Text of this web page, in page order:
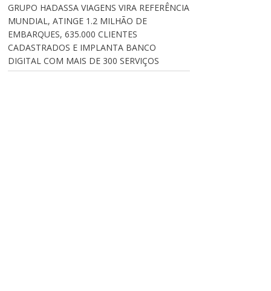
GRUPO HADASSA VIAGENS VIRA REFERÊNCIA
MUNDIAL, ATINGE 1.2 MILHÃO DE
EMBARQUES, 635.000 CLIENTES
CADASTRADOS E IMPLANTA BANCO
DIGITAL COM MAIS DE 300 SERVIÇOS